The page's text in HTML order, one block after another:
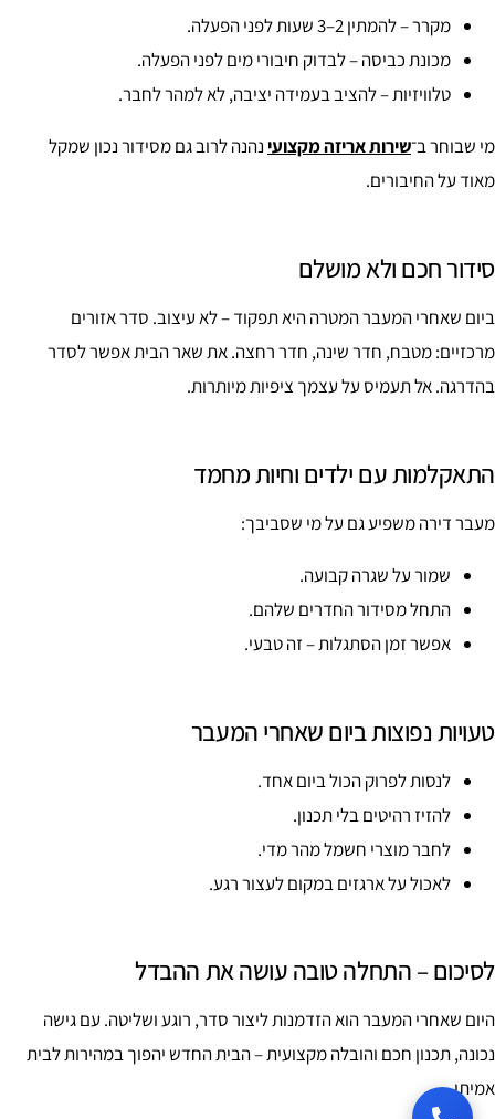
מקרר – להמתין 2–3 שעות לפני הפעלה.
מכונת כביסה – לבדוק חיבורי מים לפני הפעלה.
טלוויזיות – להציב בעמידה יציבה, לא למהר לחבר.
מי שבוחר ב־שירות אריזה מקצועי נהנה לרוב גם מסידור נכון שמקל
מאוד על החיבורים.
סידור חכם ולא מושלם
ביום שאחרי המעבר המטרה היא תפקוד – לא עיצוב. סדר אזורים
מרכזיים: מטבח, חדר שינה, חדר רחצה. את שאר הבית אפשר לסדר
בהדרגה. אל תעמיס על עצמך ציפיות מיותרות.
התאקלמות עם ילדים וחיות מחמד
מעבר דירה משפיע גם על מי שסביבך:
שמור על שגרה קבועה.
התחל מסידור החדרים שלהם.
אפשר זמן הסתגלות – זה טבעי.
טעויות נפוצות ביום שאחרי המעבר
לנסות לפרוק הכול ביום אחד.
להזיז רהיטים בלי תכנון.
לחבר מוצרי חשמל מהר מדי.
לאכול על ארגזים במקום לעצור רגע.
לסיכום – התחלה טובה עושה את ההבדל
היום שאחרי המעבר הוא הזדמנות ליצור סדר, רוגע ושליטה. עם גישה
נכונה, תכנון חכם והובלה מקצועית – הבית החדש יהפוך במהירות לבית
אמיתי.